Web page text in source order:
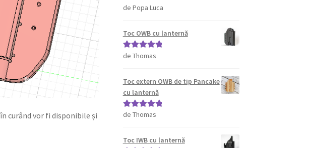
curând vor fi disponibile și
Evaluat la5
de Popa Luca
Toc OWB cu lanternă
Evaluat la5
de Thomas
Toc extern OWB de tip Pancake
cu lanternă
Evaluat la5
de Thomas
Toc IWB cu lanternă